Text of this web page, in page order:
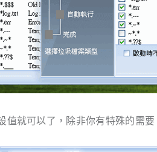
值就可以了，除非你有特殊的需